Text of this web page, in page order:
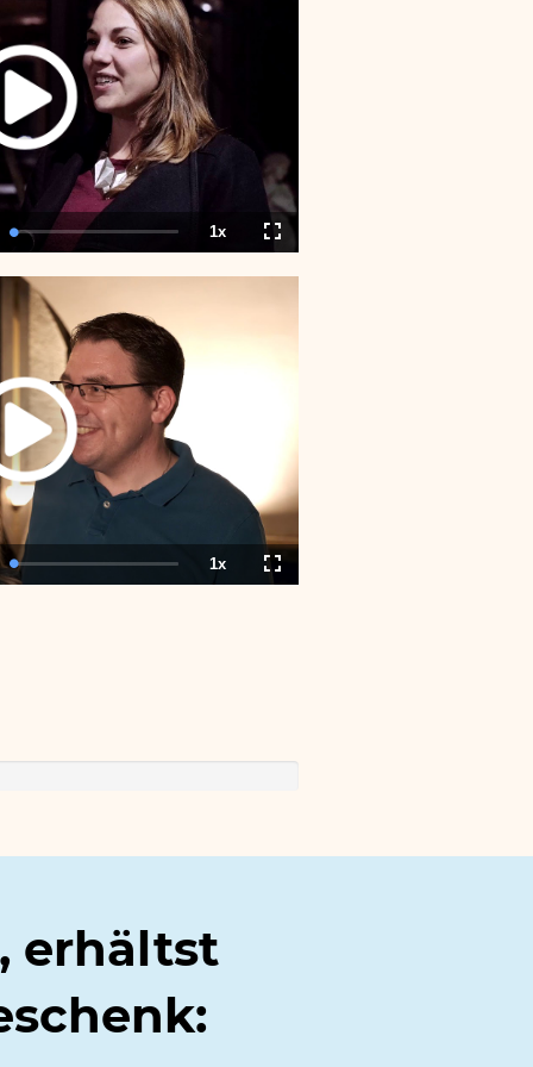
Loaded:
0.00%
1xPlayback
Rate
Fullscreen
Loaded:
0.00%
1xPlayback
Rate
Fullscreen
erhältst